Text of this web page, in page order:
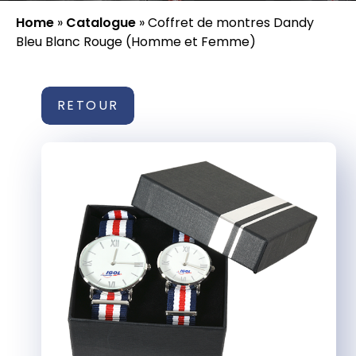
Home » Catalogue »Coffret de montres Dandy
Bleu Blanc Rouge (Homme et Femme)
RETOUR